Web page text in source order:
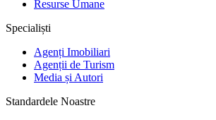
Resurse Umane
Specialiști
Agenți Imobiliari
Agenții de Turism
Media și Autori
Standardele Noastre